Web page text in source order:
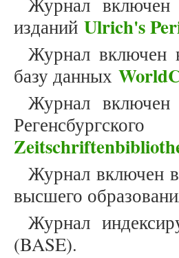
Журнал включен
изданий Ulrich's
Журнал включен
базу данных
Журнал
Журнал включен
высшего
Журнал
(BASE).